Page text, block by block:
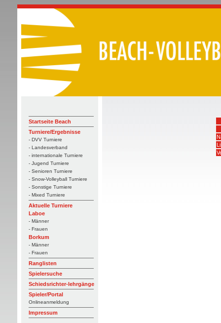
Startseite Beach
Turniere/Ergebnisse
- DVV Turniere
- Landesverband
- internationale Turniere
- Jugend Turniere
- Senioren Turniere
- Snow-Volleyball Turniere
- Sonstige Turniere
- Mixed Turniere
Aktuelle Turniere
Laboe
- Männer
- Frauen
Borkum
- Männer
- Frauen
Ranglisten
Spielersuche
Schiedsrichter-lehrgänge
Spieler/Portal
Onlineanmeldung
Impressum